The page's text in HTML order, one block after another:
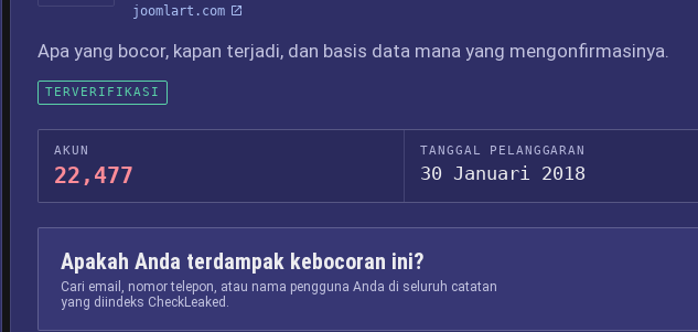
joomlart.com
Apa yang bocor, kapan terjadi, dan basis data mana yang mengonfirmasinya.
TERVERIFIKASI
AKUN
22,477
TANGGAL PELANGGARAN
30 Januari 2018
Apakah Anda terdampak kebocoran ini?
Cari email, nomor telepon, atau nama pengguna Anda di seluruh catatan
yang diindeks CheckLeaked.